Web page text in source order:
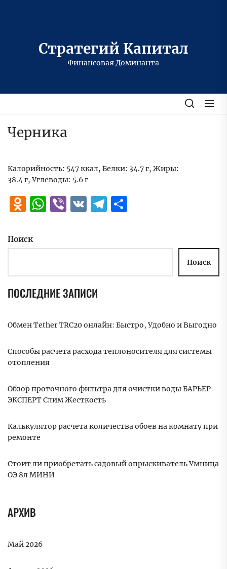
Стратегий Капитал
Финансовая Доминанта
Черника
Калорийность: 547 ккал, Белки: 34.7 г, Жиры:
38.4 г, Углеводы: 5.6 г
Odnoklassniki
WhatsApp
Viber
VK Telegram
Поиск
Поиск
ПОСЛЕДНИЕ ЗАПИСИ
Обмен Tether TRC20 онлайн: Быстро, Удобно и Выгодно
Способы расчета расхода теплоносителя для системы
отопления
Обзор проточного фильтра для очистки воды БАРЬЕР
ЭКСПЕРТ Слим Жесткость
Калькулятор расчета количества обоев на комнату при
ремонте
Стоит ли приобретать садовый опрыскиватель Умница
ОЭ 8л МИНИ
АРХИВ
Май 2026